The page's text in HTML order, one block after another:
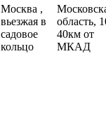
Москва ,
вьезжая в
садовое
кольцо
область,
40км от
МКАД